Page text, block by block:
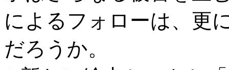
によるフォローは、更
だろうか。